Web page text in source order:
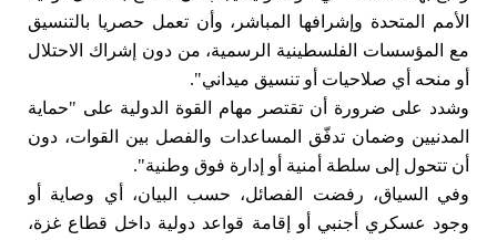
الأمم المتحدة وإشرافها المباشر، وأن تعمل حصريا بالتنسيق
مع المؤسسات الفلسطينية الرسمية، من دون إشراك الاحتلال
أو منحه أي صلاحيات أو تنسيق ميداني".
وشدد على ضرورة أن تقتصر مهام القوة الدولية على "حماية
المدنيين وضمان تدفّق المساعدات والفصل بين القوات، دون
أن تتحول إلى سلطة أمنية أو إدارة فوق وطنية".
وفي السياق، رفضت الفصائل، حسب البيان، أي وصاية أو
وجود عسكري أجنبي أو إقامة قواعد دولية داخل قطاع غزة،